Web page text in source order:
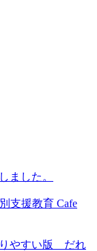
ました。
支援教育 Cafe
りやすい版 だれ